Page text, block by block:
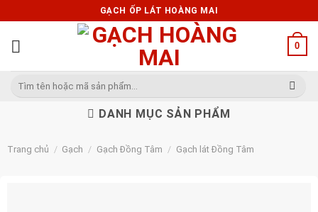
to
content
GẠCH ỐP LÁT HOÀNG MAI
0
Tìm
DANH MỤC SẢN PHẨM
Trang chủ / Gạch / Gạch Đồng Tâm / Gạch lát Đồng Tâm